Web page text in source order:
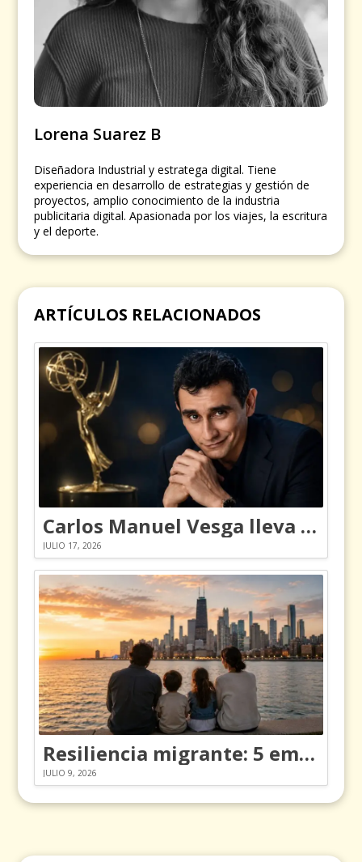
Lorena Suarez B
Diseñadora Industrial y estratega digital. Tiene
experiencia en desarrollo de estrategias y gestión de
proyectos, amplio conocimiento de la industria
publicitaria digital. Apasionada por los viajes, la escritura
y el deporte.
ARTÍCULOS RELACIONADOS
Carlos Manuel Vesga lleva el nombre de Colombia a los Emmy
JULIO 17, 2026
Resiliencia migrante: 5 emociones y cómo gestionarlas
JULIO 9, 2026